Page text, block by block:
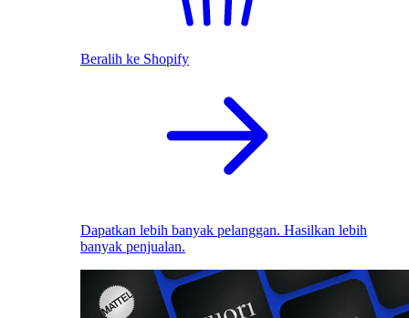
Beralih ke Shopify
Dapatkan lebih banyak pelanggan. Hasilkan lebih
banyak penjualan.